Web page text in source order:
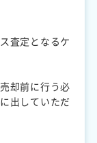
査定となるケ
却前に行う必
出していただ